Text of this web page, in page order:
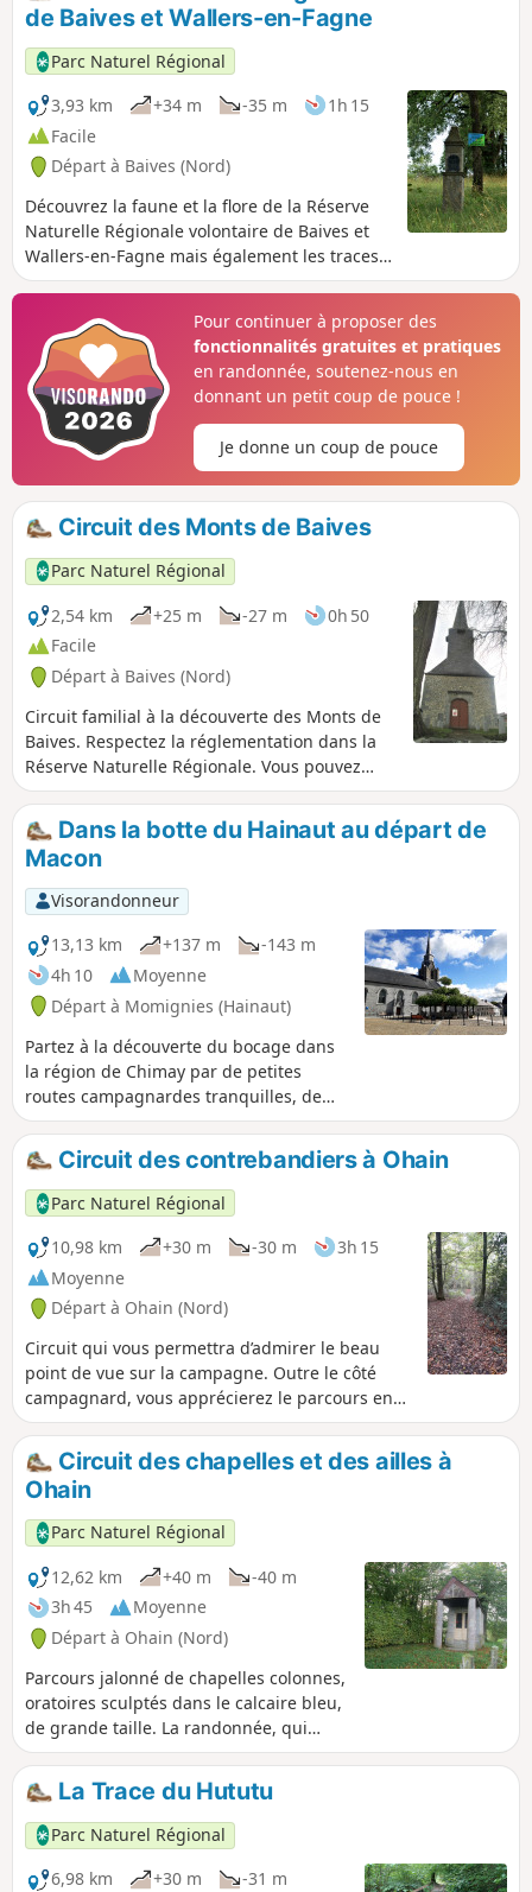
d'où vient la tradition locale des tailleurs
de pierre qui, aujourd'hui, exercent leur
art dans ce beau village. Depuis des
siècles, ils perpétuent un savoir-faire
précieux qui doit tout à la journée
mystérieuse qu'a vécu un jour le jeune
Clotaire...
de Baives et Wallers-en-Fagne
Parc Naturel Régional
3,93 km
+34 m -35 m
1h 15
Facile
Départ à Baives (Nord)
Découvrez la faune et la flore de la Réserve
Naturelle Régionale volontaire de Baives et
Wallers-en-Fagne mais également les traces
des activités passées et le patrimoine bâti.
Pour continuer à proposer des
fonctionnalités gratuites et pratiques
en randonnée, soutenez-nous en
donnant un petit coup de pouce !
Je donne un coup de pouce
Circuit des Monts de Baives
Parc Naturel Régional
2,54 km
+25 m -27 m
0h 50
Facile
Départ à Baives (Nord)
Circuit familial à la découverte des Monts de
Baives. Respectez la réglementation dans la
Réserve Naturelle Régionale. Vous pouvez
compléter cette randonnée avec le circuit de
la Pierre Bleue au départ du village voisin
Wallers-en-Fagne ainsi qu'avec le parcours de
découverte Baladavesnois de Wallers-en-
Fagne.
Dans la botte du Hainaut au départ de
Macon
Visorandonneur
13,13 km
+137 m
-143 m
4h 10
Moyenne
Départ à Momignies (Hainaut)
Partez à la découverte du bocage dans
la région de Chimay par de petites
routes campagnardes tranquilles, de
belles allées forestières et des sentiers
cachés. De superbes paysages
agrémentés de nombreux étangs dans
cette région qui a vu l'arrivée des
soldats américains en septembre 1944.
Circuit des contrebandiers à Ohain
Parc Naturel Régional
10,98 km
+30 m -30 m
3h 15
Moyenne
Départ à Ohain (Nord)
Circuit qui vous permettra d’admirer le beau
point de vue sur la campagne. Outre le côté
campagnard, vous apprécierez le parcours en
forêt et vous aurez peut être la chance d’y
rencontrer un écureuil. .
Circuit des chapelles et des ailles à
Ohain
Parc Naturel Régional
12,62 km
+40 m
-40 m
3h 45
Moyenne
Départ à Ohain (Nord)
Parcours jalonné de chapelles colonnes,
oratoires sculptés dans le calcaire bleu,
de grande taille. La randonnée, qui
s’adresse à un public averti, est
composée de deux boucles qui ont pour
point commun le point de
départ/arrivée. Elle traverse le bocage
et longe la lisière des bois de la fagne
de Trélon.
La Trace du Hututu
Parc Naturel Régional
6,98 km
+30 m
-31 m